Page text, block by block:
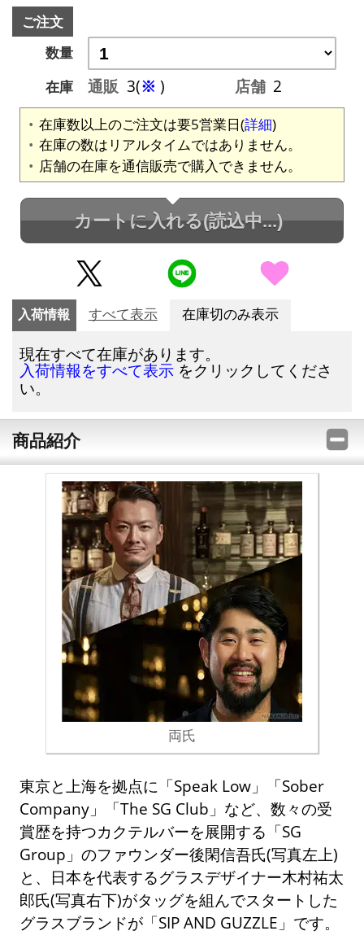
ご注文
数量
在庫
通販 3(※ ) 店舗 2
在庫数以上のご注文は要5営業日(詳細)
在庫の数はリアルタイムではありません。
店舗の在庫を通信販売で購入できません。
カートに入れる(読込中...)
入荷情報 すべて表示 在庫切のみ表示
現在すべて在庫があります。
入荷情報をすべて表示 をクリックしてくださ
い。
商品紹介
両氏
東京と上海を拠点に「Speak Low」「Sober
Company」「The SG Club」など、数々の受
賞歴を持つカクテルバーを展開する「SG
Group」のファウンダー後閑信吾氏(写真左上)
と、日本を代表するグラスデザイナー木村祐太
郎氏(写真右下)がタッグを組んでスタートした
グラスブランドが「SIP AND GUZZLE」です。